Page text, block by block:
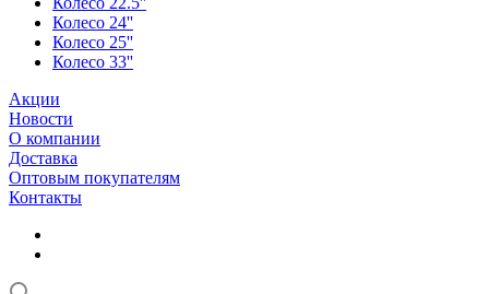
Колесо 24''
Колесо 25''
Колесо 33''
Акции
Новости
О компании
Доставка
Оптовым покупателям
Контакты